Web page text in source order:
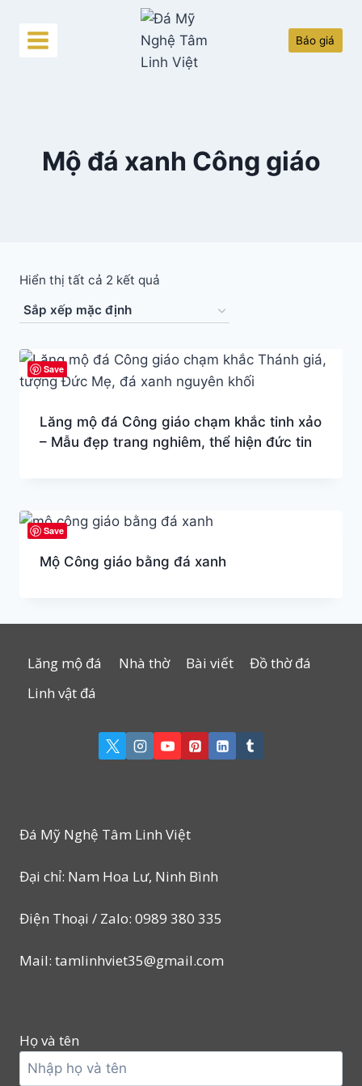
content
Báo giá
Mộ đá xanh Công giáo
Hiển thị tất cả 2 kết quả
Save
Lăng mộ đá Công giáo chạm khắc tinh xảo
– Mẫu đẹp trang nghiêm, thể hiện đức tin
Save
Mộ Công giáo bằng đá xanh
Lăng mộ đá Nhà thờ Bài viết
Đồ thờ đá
Linh vật đá
Đá Mỹ Nghệ Tâm Linh Việt
Đại chỉ: Nam Hoa Lư, Ninh Bình
Điện Thoại / Zalo: 0989 380 335
Mail: tamlinhviet35@gmail.com
Họ và tên